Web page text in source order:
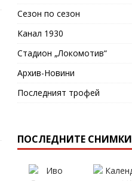
Сезон по сезон
Канал 1930
Стадион „Локомотив“
Архив-Новини
Последният трофей
ПОСЛЕДНИТЕ СНИМКИ